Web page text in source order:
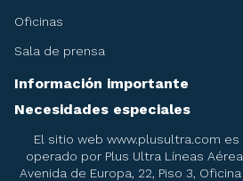
Oficinas
Sala de prensa
Información importante
Recomendaciones antes de viajar
Condiciones del billete
Condiciones de la reserva de
Necesidades especiales
Servicio de asistencia especial
Embarazadas
El sitio web www.plusultra.com
operado por Plus Ultra Líneas
Avenida de Europa, 22, Piso 3,